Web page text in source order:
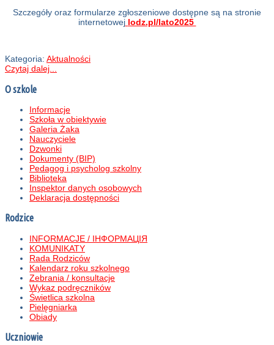
Szczegóły oraz formularze zgłoszeniowe dostępne są na stronie
internetowej lodz.pl/lato2025
Kategoria: Aktualności
Czytaj dalej...
O szkole
Informacje
Szkoła w obiektywie
Galeria Żaka
Nauczyciele
Dzwonki
Dokumenty (BIP)
Pedagog i psycholog szkolny
Biblioteka
Inspektor danych osobowych
Deklaracja dostępności
Rodzice
INFORMACJE / ІНФОРМАЦІЯ
KOMUNIKATY
Rada Rodziców
Kalendarz roku szkolnego
Zebrania / konsultacje
Wykaz podręczników
Świetlica szkolna
Pielęgniarka
Obiady
Uczniowie